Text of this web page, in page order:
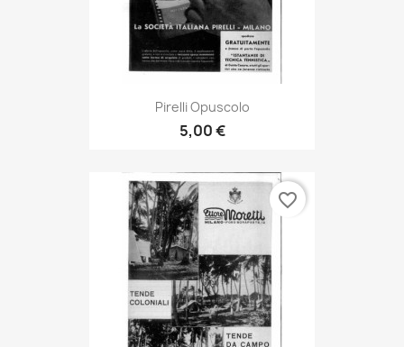
Pirelli Opuscolo
5,00 €
favorite_border